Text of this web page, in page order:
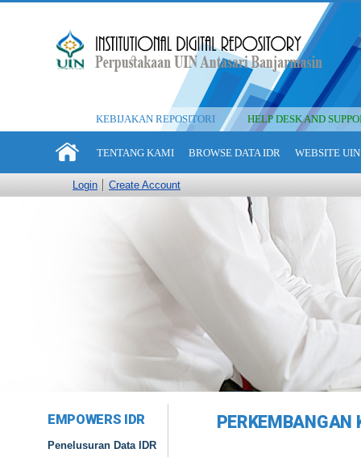
KEBIJAKAN REPOSITORI HELP DESK AND
TENTANG KAMI BROWSE DATA IDR WEBSITE
Login Create Account
EMPOWERS IDR
Penelusuran Data IDR
PERKEMBANGAN